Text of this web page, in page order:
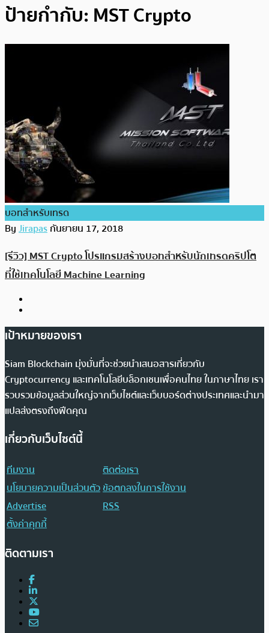
ป้ายกำกับ: MST Crypto
บอทสำหรับเทรด
ByJirapasกันยายน 17, 2018
[รีวิว] MST Crypto โปรแกรมสร้างบอทสำหรับนักเทรดคริปโต
ที่ใช้เทคโนโลยี Machine Learning
เป้าหมายของเรา
Siam Blockchain มุ่งมั่นที่จะช่วยนำเสนอสารเกี่ยวกับ
Cryptocurrency และเทคโนโลยีบล็อกเชนเพื่อคนไทย ในภาษาไทย เรา
รวบรวมข้อมูลส่วนใหญ่จากเว็บไซต์และเว็บบอร์ดต่างประเทศและนำมา
แปลส่งตรงถึงฟีดคุณ
เกี่ยวกับเว็บไซต์นี้
ทีมงาน
ติดต่อเรา
นโยบายความเป็นส่วนตัวข้อตกลงในการใช้งาน
Advertise
RSS
ตั้งค่าคุกกี้
ติดตามเรา